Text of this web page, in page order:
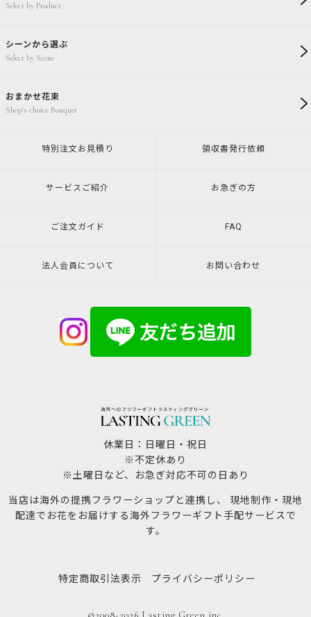
Select by Product
シーンから選ぶ
Select by Scene
おまかせ花束
Shop's choice Bouquet
特別注文 お見積り 領収書発行依頼
サービスご紹介 お急ぎの方
ご注文ガイド FAQ
法人会員について お問い合わせ
休業日：日曜日・祝日
※不定休あり
※土曜日など、お急ぎ対応不可の日あり
当店は海外の提携フラワーショップと連携し、 現地制作・現地
配達でお花をお届けする海外フラワーギフト手配サービスで
す。
特定商取引法表示 プライバシーポリシー